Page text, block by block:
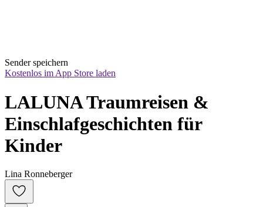
Sender speichern
Kostenlos im App Store laden
LALUNA Traumreisen &
Einschlafgeschichten für
Kinder
Lina Ronneberger